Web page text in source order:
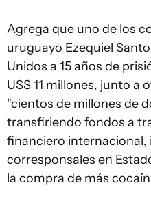
Agrega que uno de los
uruguayo Ezequiel
Unidos a 15 años de
US$ 11 millones, junto a
"cientos de millones de
transfiriendo fondos a
financiero internacional,
corresponsales en
la compra de más